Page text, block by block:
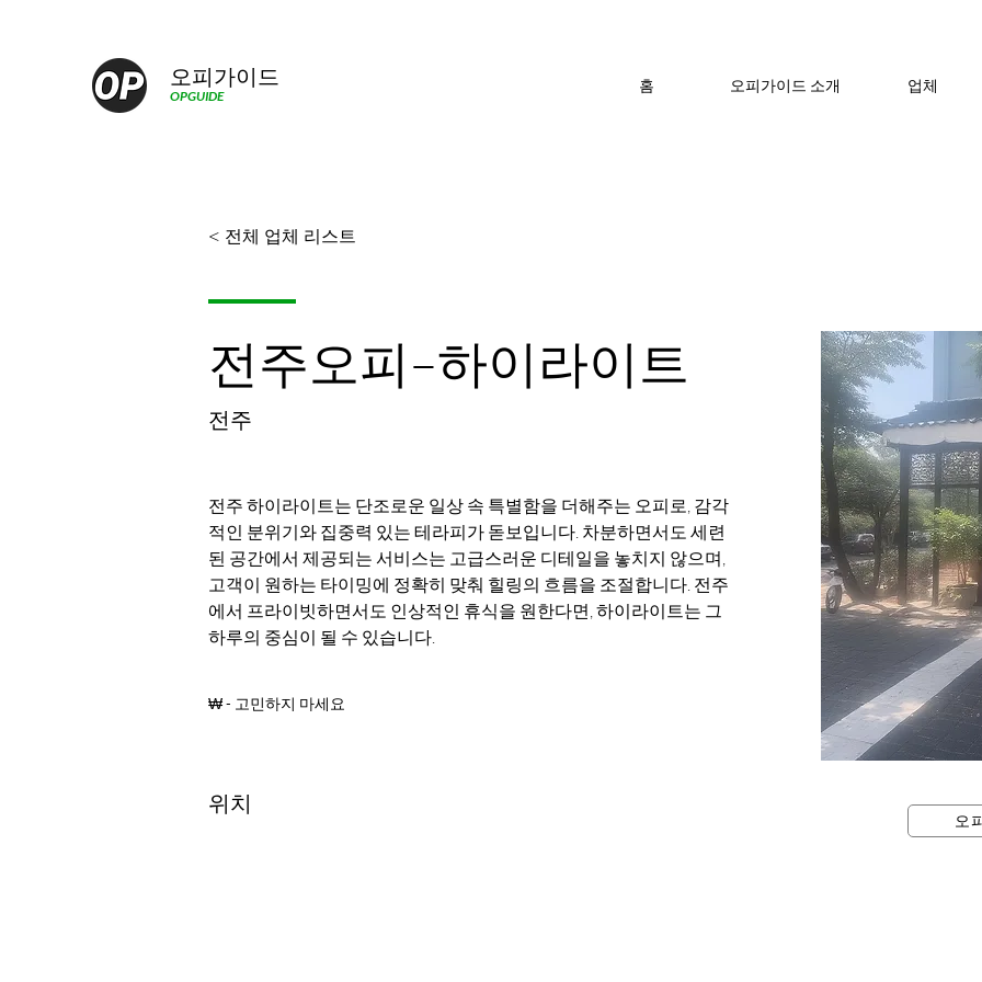
오피가이드
OPGUIDE
홈 오피가이드 소개 업체
< 전체 업체 리스트
전주오피–하이라이트
전주
전주 하이라이트는 단조로운 일상 속 특별함을 더해주는 오피로, 감각
적인 분위기와 집중력 있는 테라피가 돋보입니다. 차분하면서도 세련
된 공간에서 제공되는 서비스는 고급스러운 디테일을 놓치지 않으며,
고객이 원하는 타이밍에 정확히 맞춰 힐링의 흐름을 조절합니다. 전주
에서 프라이빗하면서도 인상적인 휴식을 원한다면, 하이라이트는 그
하루의 중심이 될 수 있습니다.
₩ - 고민하지 마세요
위치
오